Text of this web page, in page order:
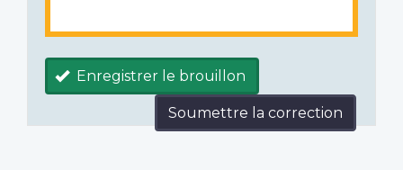
Enregistrer le brouillon
Soumettre la correction